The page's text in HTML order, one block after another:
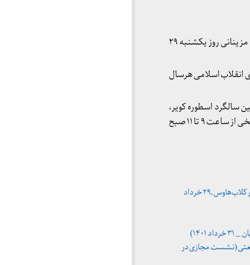
مزینان معلم شهید انقلاب دکترعلی شریعتی مزینانی روز یکشنبه ۲۹
پسر مزینان به سوی آسمان در ۲۹ خرداد ۵۶ و با پیروزی انقلاب اسلامی هرسال
سالگرد اسطوره کویر،
مراسم یادبودی با حضور علاقه مندان و دوستداران شریعتی و مردم خداجوی این کهن دیار تاریخی از ساعت ۹ تا ۱۱ صبح
«چشم‌انداز شریعتی رویاروی بحران امروز»؛ چهل و پنجمین یادمان شهادت شریعتی (نشست مجازی در کلاب‌هاوس ـ ۲۹ خرداد
(نشست مجازی در